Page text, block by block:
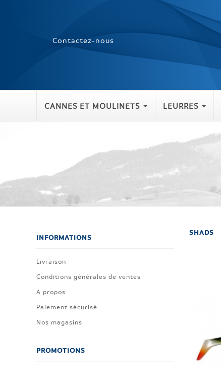
Contactez-nous
CANNES ET MOULINETS LEURRES
INFORMATIONS
Livraison
Conditions générales de ventes
A propos
Paiement sécurisé
Nos magasins
PROMOTIONS
SHADS